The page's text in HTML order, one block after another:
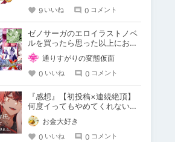
9 いいね 0 コメント
ゼノサーガのエロイラストノベ
ルを買ったら思った以上におね
ショタ要素が多かった件
通りすがりの変態仮面
0 いいね 0 コメント
『感想』【初投稿×連続絶頂】
何度イってもやめてくれない嫉
妬彼氏に激責めされて堕とされ
る。お金大好き
0 いいね 0 コメント